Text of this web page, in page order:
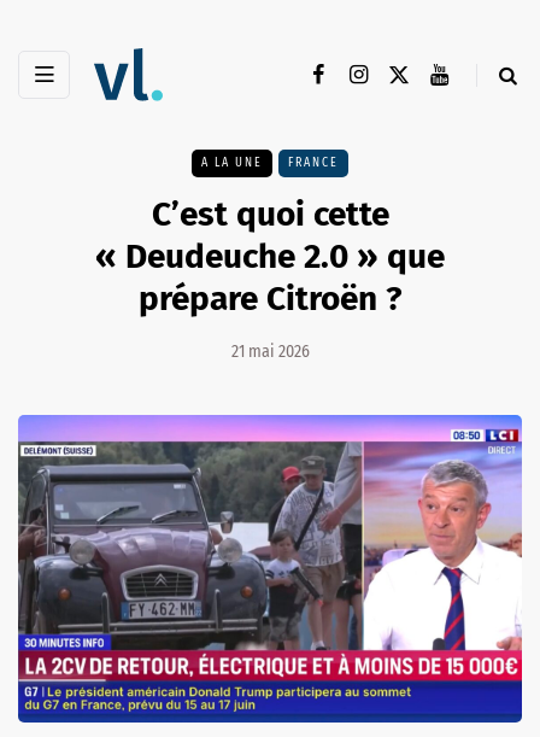
A LA UNE FRANCE
C’est quoi cette
« Deudeuche 2.0 » que
prépare Citroën ?
21 mai 2026